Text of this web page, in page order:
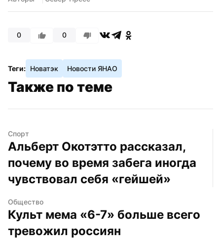
0 0
Теги: Новатэк Новости ЯНАО
Также по теме
Спорт
Альберт Окотэтто рассказал,
почему во время забега иногда
чувствовал себя «гейшей»
Общество
Культ мема «6-7» больше всего
тревожил россиян